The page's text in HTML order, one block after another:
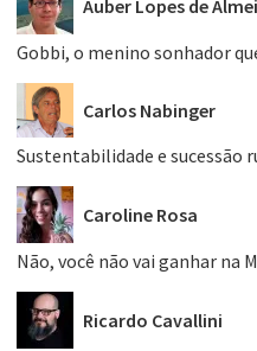
Auber Lopes de
Gobbi, o menino sonhador
Carlos Nabinger
Sustentabilidade e sucessão
Caroline Rosa
Não, você não vai ganhar na
Ricardo Cavallini